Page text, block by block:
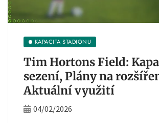
KAPACITA STADIONU
Tim Hortons Field:
sezení, Plány na
Aktuální využití
04/02/2026